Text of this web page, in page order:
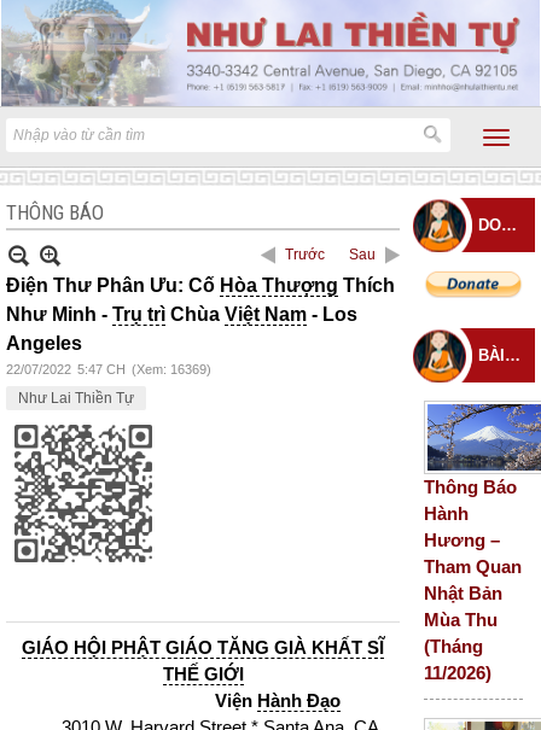
THÔNG BÁO
Trước Sau
Điện Thư Phân Ưu: Cố Hòa Thượng Thích
Như Minh - Trụ trì Chùa Việt Nam - Los
Angeles
22/07/2022 5:47 CH (Xem: 16369)
Như Lai Thiền Tự
GIÁO HỘI PHẬT GIÁO TĂNG GIÀ KHẤT SĨ
THẾ GIỚI
Viện Hành Đạo
DONATE
BÀI ĐĂNG MỚI
Thông Báo
Hành
Hương –
Tham Quan
Nhật Bản
Mùa Thu
(Tháng
11/2026)